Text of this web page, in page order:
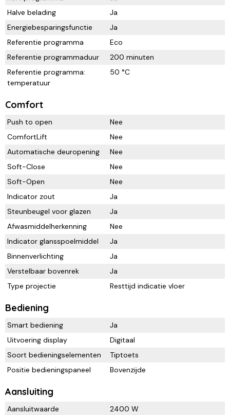
Halve belading
Ja
Energiebesparingsfunctie
Ja
Referentie programma
Eco
Referentie programmaduur
200 minuten
Referentie programma:
temperatuur
50 °C
Comfort
Push to open
Nee
ComfortLift
Nee
Automatische deuropening
Nee
Soft-Close
Nee
Soft-Open
Nee
Indicator zout
Ja
Steunbeugel voor glazen
Ja
Afwasmiddelherkenning
Nee
Indicator glansspoelmiddel
Ja
Binnenverlichting
Ja
Verstelbaar bovenrek
Ja
Type projectie
Resttijd indicatie vloer
Bediening
Smart bediening
Ja
Uitvoering display
Digitaal
Soort bedieningselementen
Tiptoets
Positie bedieningspaneel
Bovenzijde
Aansluiting
Aansluitwaarde
2400 W